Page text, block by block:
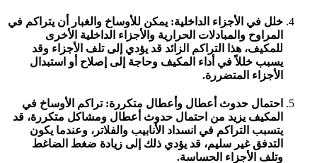
خلل في الأجزاء الداخلية: يمكن للأوساخ والغبار أن يتراكم في
المراوح والمبادلات الحرارية والأجزاء الداخلية الأخرى
للمكيف، هذا التراكم الزائد قد يؤدي إلى تلف الأجزاء وقد
يسبب خللاً في أداء المكيف وحاجة إلى إصلاح أو استبدال
الأجزاء المتضررة.
احتمال حدوث أعطال وأعطال متكررة: تراكم الأوساخ في
المكيف يزيد من احتمال حدوث أعطال ومشاكل متكررة، قد
يتسبب التراكم في انسداد الأنابيب والفلاتر، وعندما يكون
التدفق غير سليم، قد يؤدي ذلك إلى زيادة ضغط الضاغط
وتلف الأجزاء الحساسة.